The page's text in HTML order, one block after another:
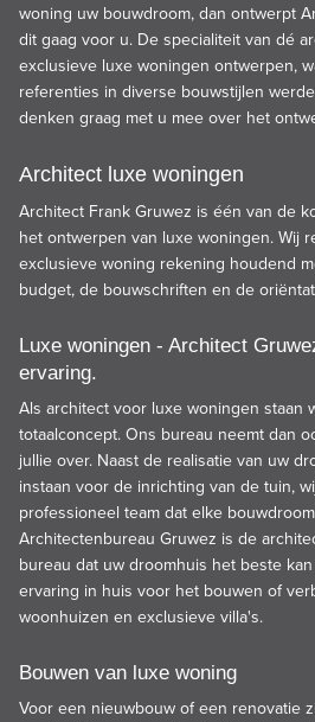
woning uw bouwdroom, dan ontwerpt
dit gaag voor u. De specialiteit van dé
exclusieve luxe woningen ontwerpen,
referenties in diverse bouwstijlen
denken graag met u mee over het
Architect luxe woningen
Architect Frank Gruwez is één van de
het ontwerpen van luxe woningen. Wij
exclusieve woning rekening houdend
budget, de bouwschriften en de
Luxe woningen - Architect
ervaring.
Als architect voor luxe woningen staan
totaalconcept. Ons bureau neemt dan
jullie over. Naast de realisatie van uw
instaan voor de inrichting van de tuin,
professioneel team dat elke
Architectenbureau Gruwez is de
bureau dat uw droomhuis het beste
ervaring in huis voor het bouwen of
woonhuizen en exclusieve villa's.
Bouwen van luxe woning
Voor een nieuwbouw of een renovatie